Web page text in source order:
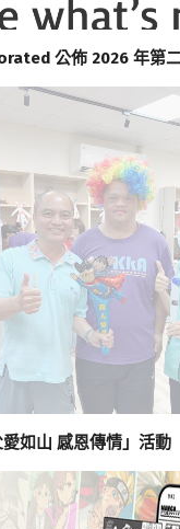
公佈 2026 年第
如山 感恩傳情」活動